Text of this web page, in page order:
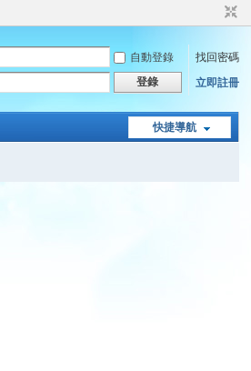
自動登錄
找回密碼
登錄 立即註冊
快捷導航